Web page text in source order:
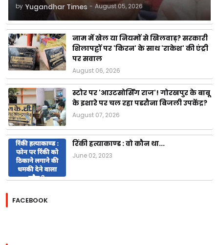
by Yugandhar Times - August 05, 2026
नाम में खेल या नियमों से खिलवाड़? सरकारी
शिलापट्टों पर 'किरन' के साथ 'राकेश' की एंट्री
पर सवाल
August 06, 2026
स्टोर पर 'आउटसोर्सिंग राज'! गोरखपुर के बाबू
के इशारे पर चल रहा पडरौना बिजली उपकेंद्र?
August 07, 2026
रिंकी हत्याकाण्ड : वो कौन था...
June 02, 2023
FACEBOOK